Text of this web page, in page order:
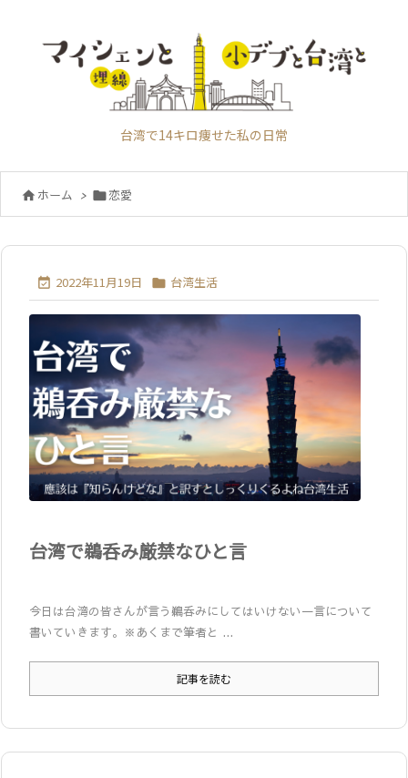
台湾で14キロ痩せた私の日常
 ホーム > 恋愛
 2022年11月19日  台湾生活
台湾で鵜呑み厳禁なひと言
今日は台湾の皆さんが言う鵜呑みにしてはいけない一言について
書いていきます。※あくまで筆者と ...
記事を読む